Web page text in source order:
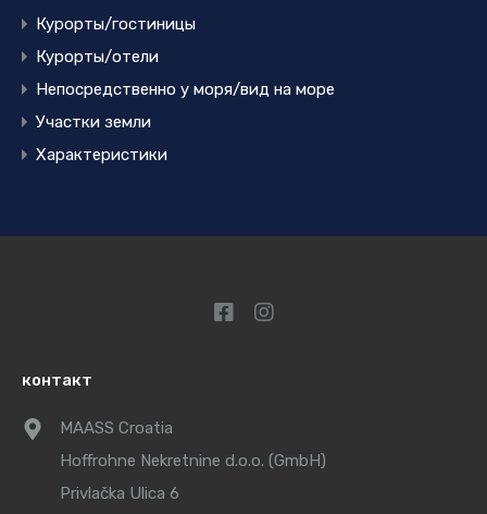
Курорты/гостиницы
Курорты/отели
Непосредственно у моря/вид на море
Участки земли
Характеристики
контакт
MAASS Croatia
Hoffrohne Nekretnine d.o.o. (GmbH)
Privlačka Ulica 6